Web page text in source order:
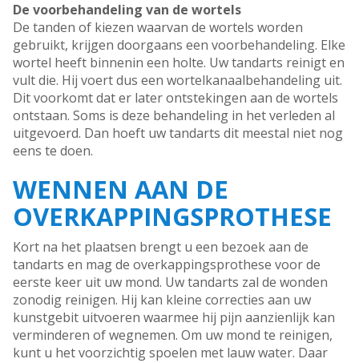
De voorbehandeling van de wortels
De tanden of kiezen waarvan de wortels worden
gebruikt, krijgen doorgaans een voorbehandeling. Elke
wortel heeft binnenin een holte. Uw tandarts reinigt en
vult die. Hij voert dus een wortelkanaalbehandeling uit.
Dit voorkomt dat er later ontstekingen aan de wortels
ontstaan. Soms is deze behandeling in het verleden al
uitgevoerd. Dan hoeft uw tandarts dit meestal niet nog
eens te doen.
WENNEN AAN DE
OVERKAPPINGSPROTHESE
Kort na het plaatsen brengt u een bezoek aan de
tandarts en mag de overkappingsprothese voor de
eerste keer uit uw mond. Uw tandarts zal de wonden
zonodig reinigen. Hij kan kleine correcties aan uw
kunstgebit uitvoeren waarmee hij pijn aanzienlijk kan
verminderen of wegnemen. Om uw mond te reinigen,
kunt u het voorzichtig spoelen met lauw water. Daar